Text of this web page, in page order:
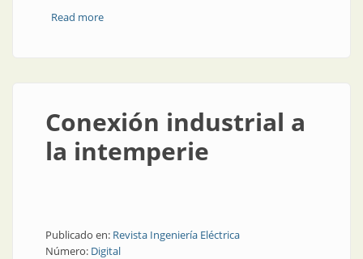
Read moreabout Hablemos de infraestructura eléctrica: 20 y 21
Conexión industrial a
la intemperie
Publicado en: Revista Ingeniería Eléctrica
Número: Digital